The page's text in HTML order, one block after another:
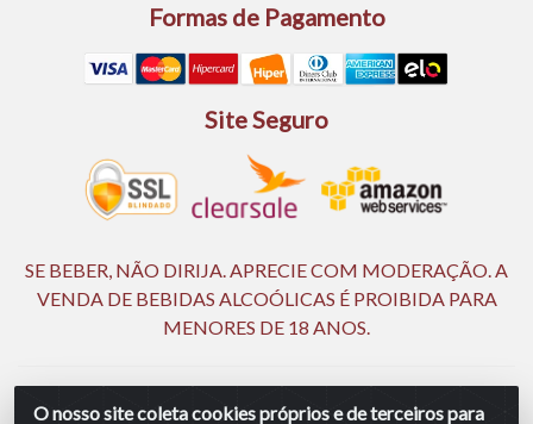
O nosso site coleta cookies próprios e de terceiros para
Formas de Pagamento
Site Seguro
SE BEBER, NÃO DIRIJA. APRECIE COM MODERAÇÃO. A
VENDA DE BEBIDAS ALCOÓLICAS É PROIBIDA PARA
MENORES DE 18 ANOS.
Ingá Distribuidora Ltda | CNPJ 05.390.477/0002-25 - Rod BR